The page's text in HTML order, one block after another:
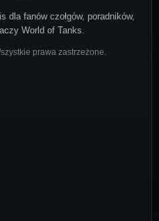
dla fanów czołgów, poradników,
World of Tanks.
prawa zastrzeżone.